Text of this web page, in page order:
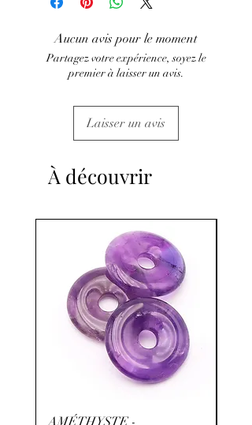
aucun cas la poursuite d'un traitement
C'est un complément.
Aucun avis pour le moment
Partagez votre expérience, soyez le
premier à laisser un avis.
Laisser un avis
À découvrir
AMÉTHYSTE -